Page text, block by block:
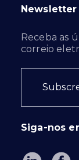
Newsletter
Receba as
correio
Siga-nos